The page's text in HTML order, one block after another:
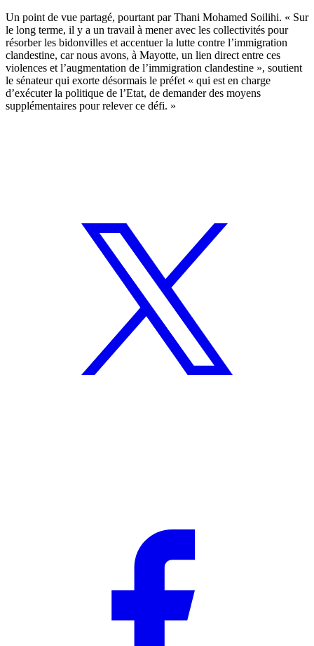
Un point de vue partagé, pourtant parThani Mohamed Soilihi. « Sur
le long terme, il y a un travail à mener avec les collectivités pour
résorber les bidonvilles et accentuer la lutte contre l’immigration
clandestine, car nous avons, à Mayotte, un lien direct entre ces
violences et l’augmentation de l’immigration clandestine », soutient
le sénateur qui exorte désormais le préfet « qui est en charge
d’exécuter la politique de l’Etat, de demander des moyens
supplémentaires pour relever ce défi. »